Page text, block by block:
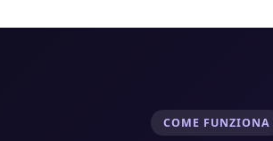
COME FUNZIONA